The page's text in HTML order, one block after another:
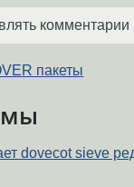
пакеты
dovecot sieve